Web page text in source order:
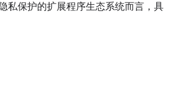
私保护的扩展程序生态系统而言，具